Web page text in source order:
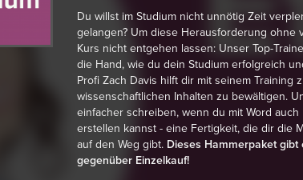
Du willst im Studium nicht unnötig Zeit
gelangen? Um diese Herausforderung
Kurs nicht entgehen lassen: Unser Top-
die Hand, wie du dein Studium erfolgreich
Profi Zach Davis hilft dir mit seinem Training
wissenschaftlichen Inhalten zu bewältigen.
einfacher schreiben, wenn du mit Word
erstellen kannst - eine Fertigkeit, die dir die
auf den Weg gibt. Dieses Hammerpaket
gegenüber Einzelkauf!